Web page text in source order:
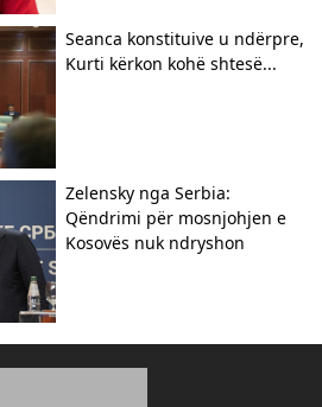
Seanca konstituive u ndërpre,
Kurti kërkon kohë shtesë...
Zelensky nga Serbia:
Qëndrimi për mosnjohjen e
Kosovës nuk ndryshon